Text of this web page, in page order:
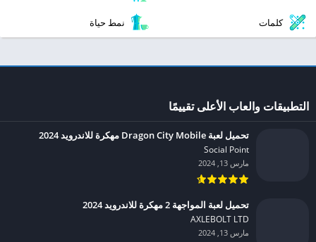
كلمات نمط حياة
التطبيقات والعاب الأعلى تقييمًا
تحميل لعبة Dragon City Mobile مهكرة للاندرويد 2024
Social Point‏
مارس 13, 2024
تحميل لعبة المواجهة 2 مهكرة للاندرويد 2024
AXLEBOLT LTD‏
مارس 13, 2024